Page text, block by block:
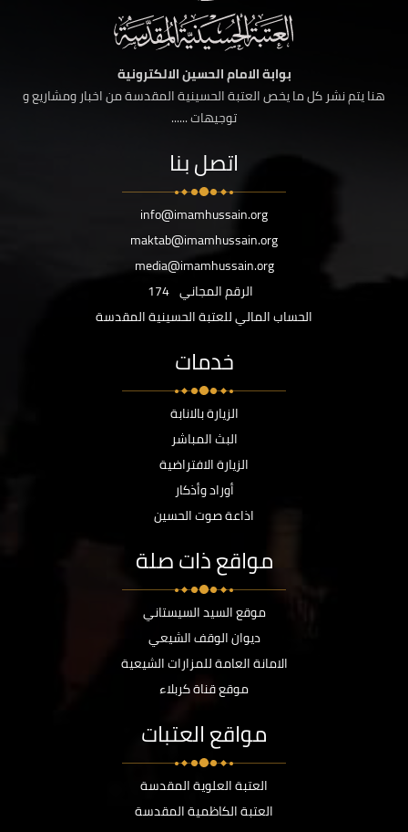
بوابة الامام الحسين الالكترونية
هنا يتم نشر كل ما يخص العتبة الحسينية المقدسة من اخبار ومشاريع و
توجيهات ......
اتصل بنا
info@imamhussain.org
maktab@imamhussain.org
media@imamhussain.org
الرقم المجاني 174
الحساب المالي للعتبة الحسينية المقدسة
خدمات
الزيارة بالانابة
البث المباشر
الزيارة الافتراضية
أوراد وأذكار
اذاعة صوت الحسين
مواقع ذات صلة
موقع السيد السيستاني
ديوان الوقف الشيعي
الامانة العامة للمزارات الشيعية
موقع قناة كربلاء
مواقع العتبات
العتبة العلوية المقدسة
العتبة الكاظمية المقدسة